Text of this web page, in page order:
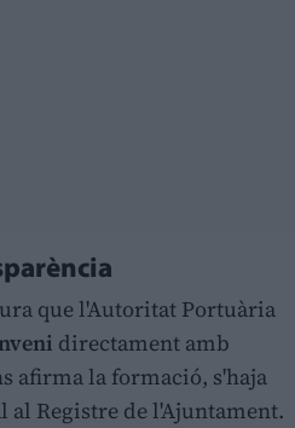
que l'Autoritat Portuària
directament amb
afirma la formació, s'haja
Registre de l'Ajuntament.